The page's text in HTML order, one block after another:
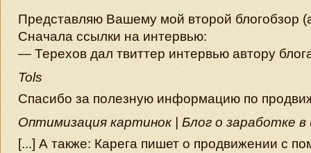
Представляю Вашему мой второй блогобзор
Сначала ссылки на интервью:
— Терехов дал твиттер интервью автору
Tols
Спасибо за полезную информацию по
Оптимизация картинок | Блог о заработке
[...] А также: Карега пишет о продвижении с